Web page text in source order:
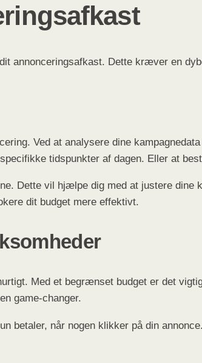
annonceringsafkast. Dette kræver en
Ved at analysere dine
tidspunkter af dagen. Eller at
Dette vil hjælpe dig med at justere dine
dit budget mere effektivt.
Med et begrænset budget er det
game-changer.
betaler, når nogen klikker på din